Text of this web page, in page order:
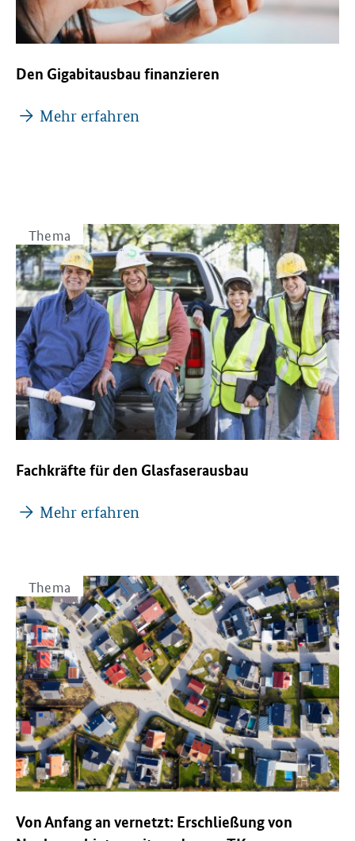
Den Gigabitausbau finanzieren
Mehr erfahren
Thema
Fachkräfte für den Glasfaserausbau
Mehr erfahren
Thema
Von Anfang an vernetzt: Erschließung von